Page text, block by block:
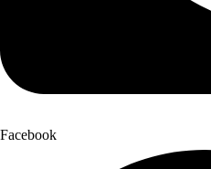
Facebook